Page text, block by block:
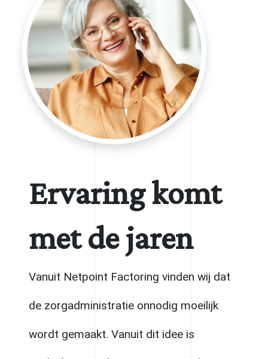
Ervaring komt
met de jaren
Vanuit Netpoint Factoring vinden wij dat
de zorgadministratie onnodig moeilijk
wordt gemaakt. Vanuit dit idee is